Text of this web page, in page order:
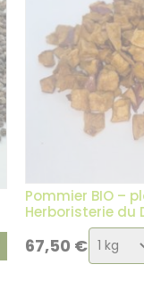
Pommier BIO –
Herboristerie du
67,50 € Choix
de